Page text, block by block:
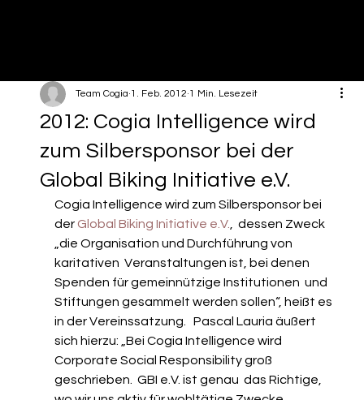
2012: Cogia Intelligence wird
zum Silbersponsor bei der
Global Biking Initiative e.V.
Team Cogia 1. Feb. 2012 1 Min. Lesezeit
Cogia Intelligence wird zum Silbersponsor bei
der Global Biking Initiative e.V.
,  dessen Zweck
„die Organisation und Durchführung von
karitativen  Veranstaltungen ist, bei denen
Spenden für gemeinnützige Institutionen  und
Stiftungen gesammelt werden sollen“, heißt es
in der Vereinssatzung.   Pascal Lauria äußert
sich hierzu: „Bei Cogia Intelligence wird
Corporate Social Responsibility groß
geschrieben.  GBI e.V. ist genau  das Richtige,